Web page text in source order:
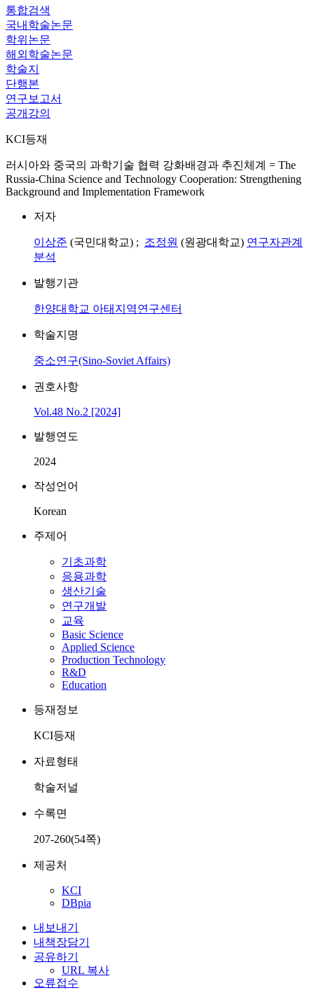
통합검색
국내학술논문
학위논문
해외학술논문
학술지
단행본
연구보고서
공개강의
KCI등재
러시아와 중국의 과학기술 협력 강화배경과 추진체계 = The
Russia-China Science and Technology Cooperation: Strengthening
Background and Implementation Framework
저자
이상준 (국민대학교) ; 조정원 (원광대학교) 연구자관계
분석
발행기관
한양대학교 아태지역연구센터
학술지명
중소연구(Sino-Soviet Affairs)
권호사항
Vol.48 No.2 [2024]
발행연도
2024
작성언어
Korean
주제어
기초과학
응용과학
생산기술
연구개발
교육
Basic Science
Applied Science
Production Technology
R&D
Education
등재정보
KCI등재
자료형태
학술저널
수록면
207-260(54쪽)
제공처
KCI
DBpia
내보내기
내책장담기
공유하기
URL 복사
오류접수